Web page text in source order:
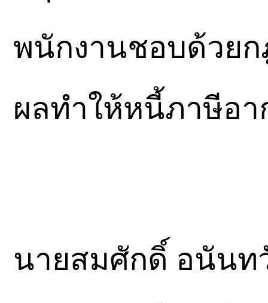
พนักงานชอบด้วย
ผลทำให้หนี้ภาษีอา
นายสมศักดิ์ อนัน